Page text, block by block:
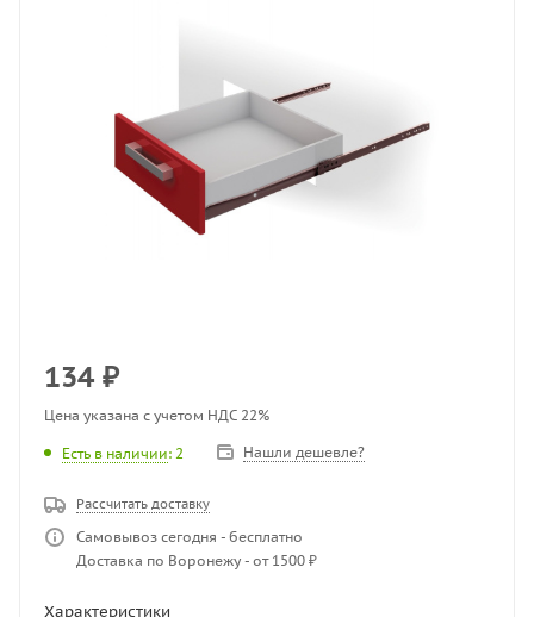
134 ₽
Цена указана с учетом НДС 22%
Есть в наличии: 2 Нашли дешевле?
Рассчитать доставку
Самовывоз сегодня - бесплатно
Доставка по Воронежу - от 1500 ₽
Характеристики